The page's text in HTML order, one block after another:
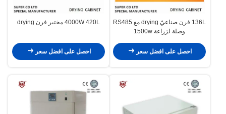
136L فرن صناعيّ drying مع RS485
وصلة لزراعة 1500w
احصل على افضل سعر
4000W 420L مختبر فرن drying
احصل على افضل سعر